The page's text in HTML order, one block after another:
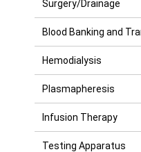
Surgery/Drainage
Blood Banking and
Hemodialysis
Plasmapheresis
Infusion Therapy
Testing Apparatus